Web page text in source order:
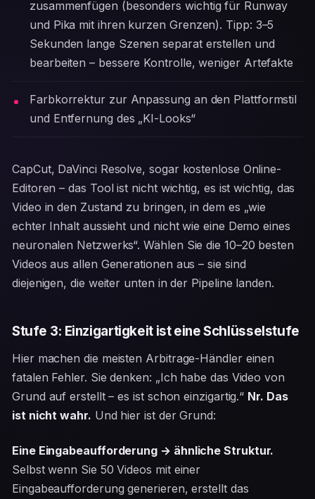
zusammenfügen (besonders wichtig für Runway
und Pika mit ihren kurzen Grenzen). Tipp: 3–5
Sekunden lange Szenen separat erstellen und
bearbeiten – bessere Kontrolle, weniger Artefakte
Farbkorrektur zur Anpassung an den Plattformstil
und Entfernung des „KI-Looks“
CapCut, DaVinci Resolve, sogar kostenlose Online-
Editoren – das Tool ist nicht wichtig, es ist wichtig, das
Video in den Zustand zu bringen, in dem es „wie
echter Inhalt aussieht und nicht wie eine Demo eines
neuronalen Netzwerks“. Wählen Sie die 10–20 besten
Videos aus allen Generationen aus – sie sind
diejenigen, die weiter unten in der Pipeline landen.
Stufe 3: Einzigartigkeit ist eine Schlüsselstufe
Hier machen die meisten Arbitrage-Händler einen
fatalen Fehler. Sie denken: „Ich habe das Video von
Grund auf erstellt – es ist schon einzigartig.“ Nr. Das
ist nicht wahr. Und hier ist der Grund:
Eine Eingabeaufforderung → ähnliche Struktur.
Selbst wenn Sie 50 Videos mit einer
Eingabeaufforderung generieren, erstellt das